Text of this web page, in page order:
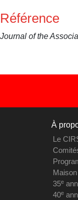
Référence
Journal of the
À
Le
35e
40e